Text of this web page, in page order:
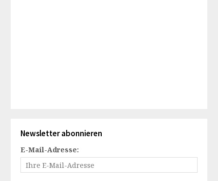
Newsletter abonnieren
E-Mail-Adresse: